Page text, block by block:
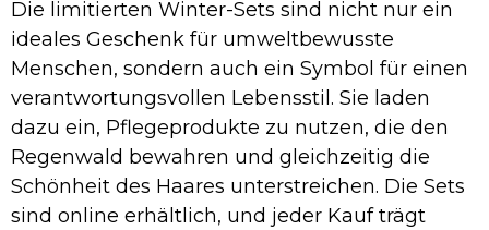
Die limitierten Winter-Sets sind nicht nur ein
ideales Geschenk für umweltbewusste
Menschen, sondern auch ein Symbol für einen
verantwortungsvollen Lebensstil. Sie laden
dazu ein, Pflegeprodukte zu nutzen, die den
Regenwald bewahren und gleichzeitig die
Schönheit des Haares unterstreichen. Die Sets
sind online erhältlich, und jeder Kauf trägt